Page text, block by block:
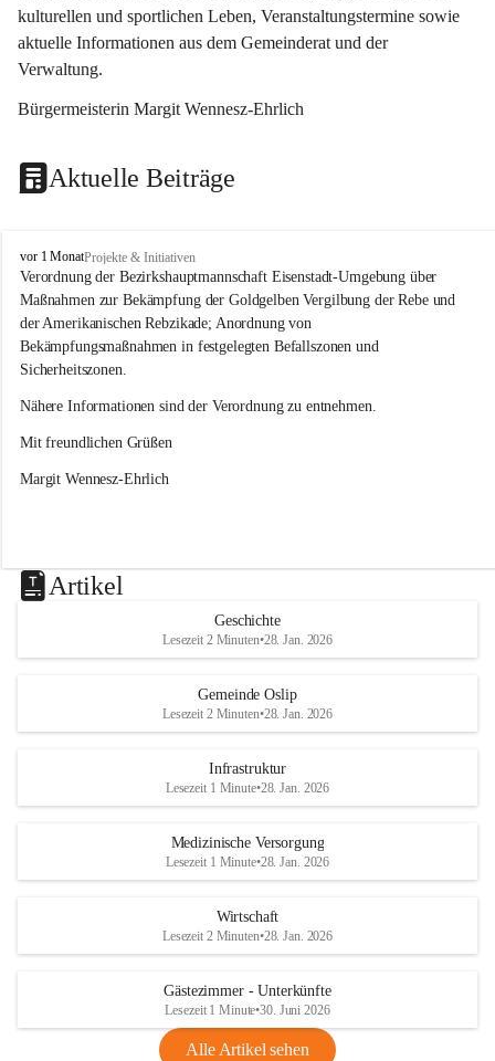
kulturellen und sportlichen Leben, Veranstaltungstermine sowie
aktuelle Informationen aus dem Gemeinderat und der
Verwaltung.
Bürgermeisterin Margit Wennesz-Ehrlich
Aktuelle Beiträge
O
s
l
i
p
vor 1 MonatProjekte & Initiativen
Verordnung der Bezirkshauptmannschaft Eisenstadt-Umgebung über
Maßnahmen zur Bekämpfung der Goldgelben Vergilbung der Rebe und
der Amerikanischen Rebzikade; Anordnung von
Bekämpfungsmaßnahmen in festgelegten Befallszonen und
Sicherheitszonen.
Nähere Informationen sind der Verordnung zu entnehmen.
Mit freundlichen Grüßen
Margit Wennesz-Ehrlich
Artikel
Geschichte
Lesezeit 2 Minuten•28. Jan. 2026
Gemeinde Oslip
Lesezeit 2 Minuten•28. Jan. 2026
Infrastruktur
Lesezeit 1 Minute•28. Jan. 2026
Medizinische Versorgung
Lesezeit 1 Minute•28. Jan. 2026
Wirtschaft
Lesezeit 2 Minuten•28. Jan. 2026
Gästezimmer - Unterkünfte
Lesezeit 1 Minute•30. Juni 2026
Alle Artikel sehen